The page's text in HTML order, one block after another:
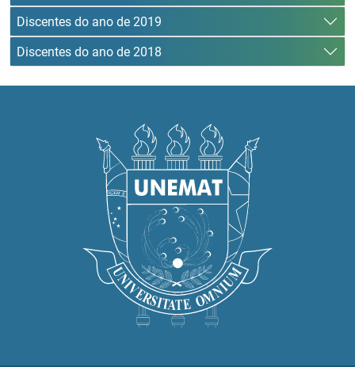
Discentes do ano de 2019
Discentes do ano de 2018